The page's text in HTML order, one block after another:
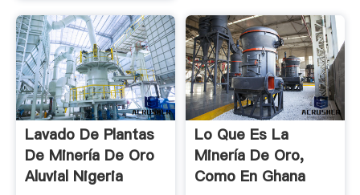
Lavado De Plantas
De Minería De Oro
Aluvial Nigeria
Lo Que Es La
Minería De Oro,
Como En Ghana